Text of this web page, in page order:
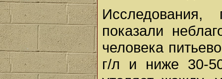
показали
человека
г/л и ниже 30-